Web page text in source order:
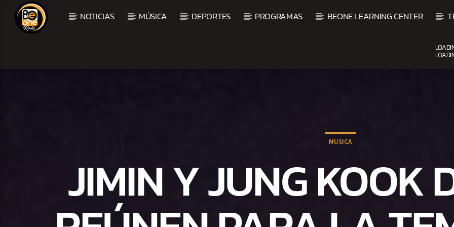
NOTICIAS MÚSICA DEPORTES PROGRAMAS BEONE LEARNING CENTER
MUSICA
JIMIN Y JUNG KOOK